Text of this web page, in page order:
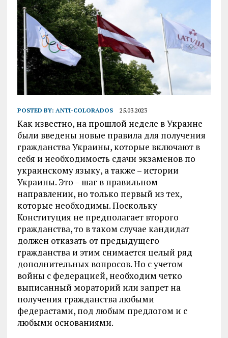
POSTED BY: ANTI-COLORADOS 25.03.2023
Как известно, на прошлой неделе в Украине
были введены новые правила для получения
гражданства Украины, которые включают в
себя и необходимость сдачи экзаменов по
украинскому языку, а также – истории
Украины. Это – шаг в правильном
направлении, но только первый из тех,
которые необходимы. Поскольку
Конституция не предполагает второго
гражданства, то в таком случае кандидат
должен отказать от предыдущего
гражданства и этим снимается целый ряд
дополнительных вопросов. Но с учетом
войны с федерацией, необходим четко
выписанный мораторий или запрет на
получения гражданства любыми
федерастами, под любым предлогом и с
любыми основаниями.